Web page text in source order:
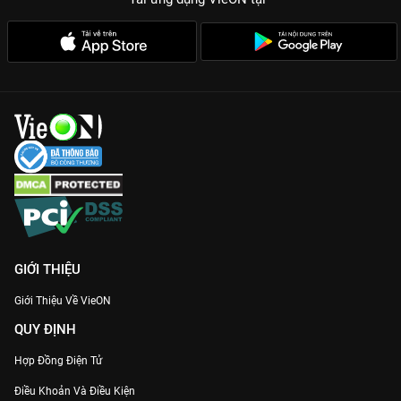
GIỚI THIỆU
Giới Thiệu Về VieON
QUY ĐỊNH
Hợp Đồng Điện Tử
Điều Khoản Và Điều Kiện